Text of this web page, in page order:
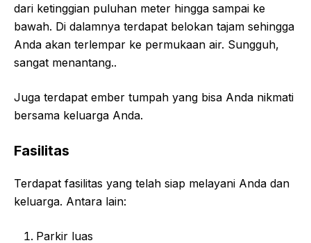
dari ketinggian puluhan meter hingga sampai ke
bawah. Di dalamnya terdapat belokan tajam sehingga
Anda akan terlempar ke permukaan air. Sungguh,
sangat menantang..
Juga terdapat ember tumpah yang bisa Anda nikmati
bersama keluarga Anda.
Fasilitas
Terdapat fasilitas yang telah siap melayani Anda dan
keluarga. Antara lain:
Parkir luas